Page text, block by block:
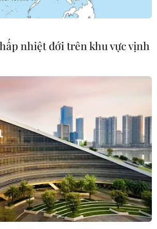
quy mô dự trữ
2030
Weixin Pay mở rộng
Nam-Trung
mạng nhằm vào
của Mỹ
nhiệt đới trên khu vực vịnh